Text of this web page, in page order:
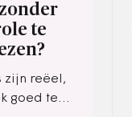
te
zijn reëel,
goed te